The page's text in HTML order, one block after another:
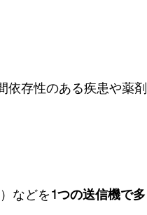
依存性のある疾患や薬剤
などを1つの送信機で多